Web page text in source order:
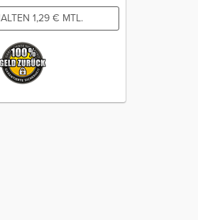
1,29 € MTL.